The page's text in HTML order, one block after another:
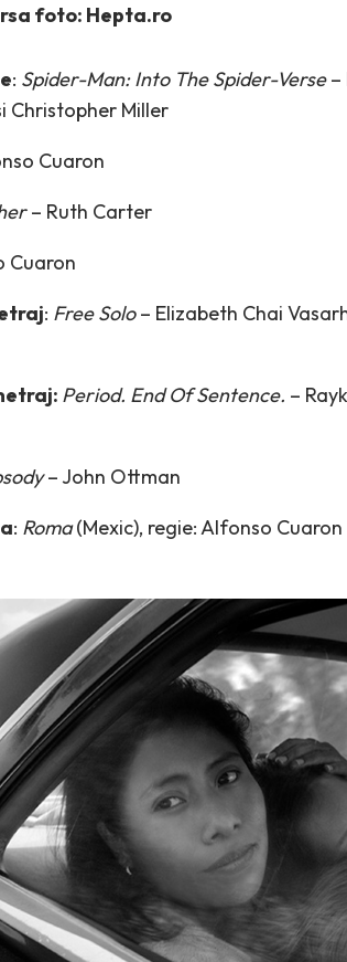
foto: Hepta.ro
: Spider-Man: Into The Spider-Verse–
Christopher Miller
Cuaron
– Ruth Carter
Cuaron
: Free Solo– Elizabeth Chai
Period. End Of Sentence. –
– John Ottman
: Roma(Mexic), regie: Alfonso Cuaron